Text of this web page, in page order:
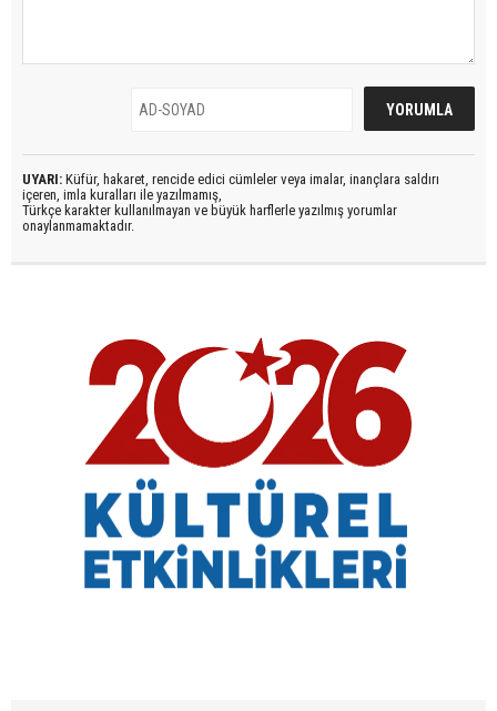
UYARI: Küfür, hakaret, rencide edici cümleler veya imalar, inançlara saldırı
içeren, imla kuralları ile yazılmamış,
Türkçe karakter kullanılmayan ve büyük harflerle yazılmış yorumlar
onaylanmamaktadır.